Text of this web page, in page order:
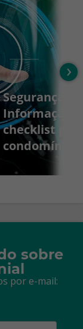
Segurança da
Informação:
checklist
condomínios
›
sobre
por e-mail: